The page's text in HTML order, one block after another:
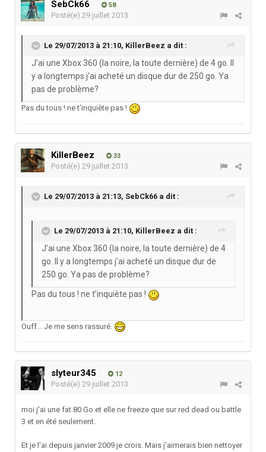
SebCk66 58
Posté(e) 29 juillet 2013
Le 29/07/2013 à 21:10, KillerBeez a dit :
J'ai une Xbox 360 (la noire, la toute dernière) de 4 go. Il
y a longtemps j'ai acheté un disque dur de 250 go. Ya
pas de problème?
Pas du tous ! ne t’inquiète pas !
KillerBeez 33
Posté(e) 29 juillet 2013
Le 29/07/2013 à 21:13, SebCk66 a dit :
Le 29/07/2013 à 21:10, KillerBeez a dit :
J'ai une Xbox 360 (la noire, la toute dernière) de 4
go. Il y a longtemps j'ai acheté un disque dur de
250 go. Ya pas de problème?
Pas du tous ! ne t’inquiète pas !
Ouff... Je me sens rassuré.
slyteur345 12
Posté(e) 29 juillet 2013
moi j'ai une fat 80 Go et elle ne freeze que sur red dead ou battle
3 et en été seulement.
Et je l'ai depuis janvier 2009 je crois. Mais j'aimerais bien nettoyer